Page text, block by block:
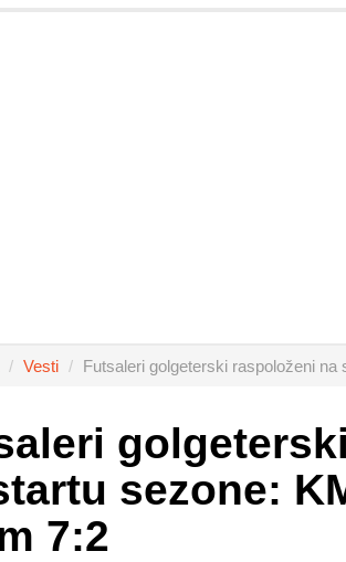
Vesti Futsaleri golgeterski raspoloženi
sezone:
7:2